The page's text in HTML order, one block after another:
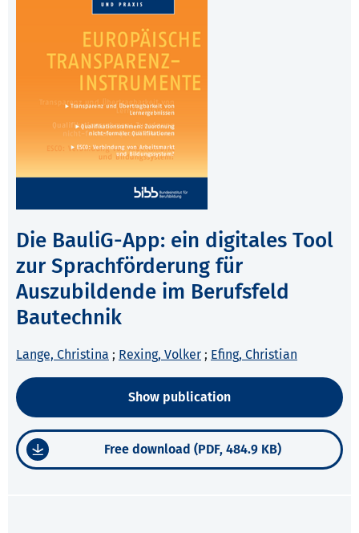
Die BauliG-App: ein digitales Tool
zur Sprachförderung für
Auszubildende im Berufsfeld
Bautechnik
Lange, Christina ; Rexing, Volker ; Efing, Christian
Show publication
Free download (PDF, 484.9 KB)